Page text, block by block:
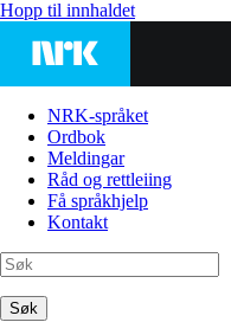
Hopp til innhaldet
NRK-språket
Ordbok
Meldingar
Råd og rettleiing
Få språkhjelp
Kontakt
Søk